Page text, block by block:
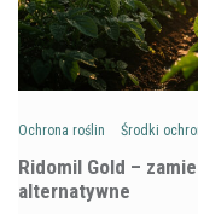
Ochrona roślin Środki
Ridomil Gold –
alternatywne